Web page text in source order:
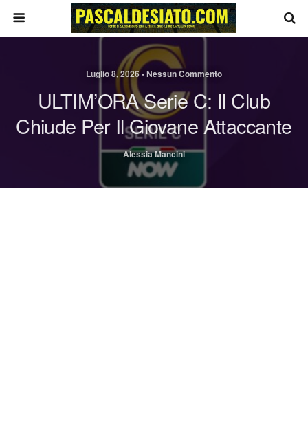
Luglio 8, 2026 • Nessun Commento
ULTIM’ORA Serie C: Il Club
Chiude Per Il Giovane Attaccante
Alessia Mancini